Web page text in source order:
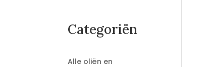
Categoriën
Alle oliën en